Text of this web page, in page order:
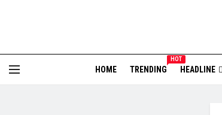
HOME TRENDING
HOT
HEADLINE